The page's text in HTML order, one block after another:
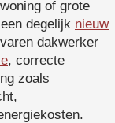
of grote
degelijk nieuw
dakwerker
, correcte
zoals